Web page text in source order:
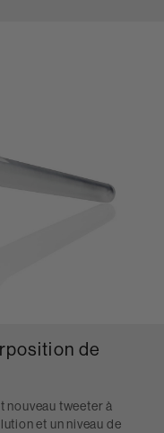
de
nouveau tweeter à
et un niveau de